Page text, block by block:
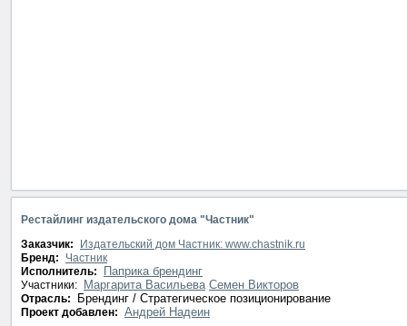
Рестайлинг издательского дома "Частник"
Заказчик:
Издательский дом Частник: www.chastnik.ru
Бренд:
Частник
Исполнитель:
Паприка брендинг
Участники: Маргарита Васильева Семен Викторов
Отрасль: Брендинг / Стратегическое позиционирование
Проект добавлен: Андрей Надеин